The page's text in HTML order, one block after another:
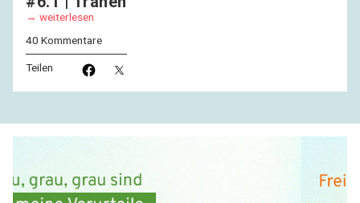
weiterlesen
40 Kommentare
Teilen